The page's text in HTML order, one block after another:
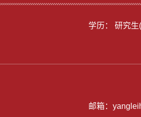
学历： 研究生
邮箱：